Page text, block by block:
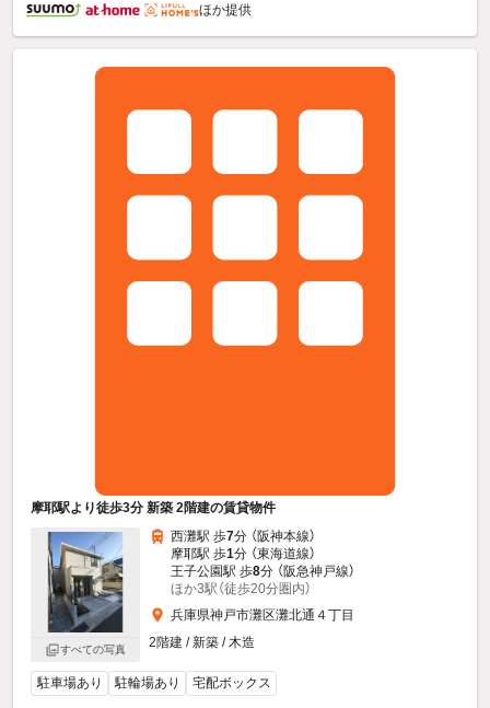
ほか提供
摩耶駅より徒歩3分 新築 2階建の賃貸物件
すべての写真
西灘駅 歩7分 （阪神本線）
摩耶駅 歩1分 （東海道線）
王子公園駅 歩8分 （阪急神戸線）
ほか3駅（徒歩20分圏内）
兵庫県神戸市灘区灘北通４丁目
2階建 / 新築 / 木造
駐車場あり 駐輪場あり 宅配ボックス